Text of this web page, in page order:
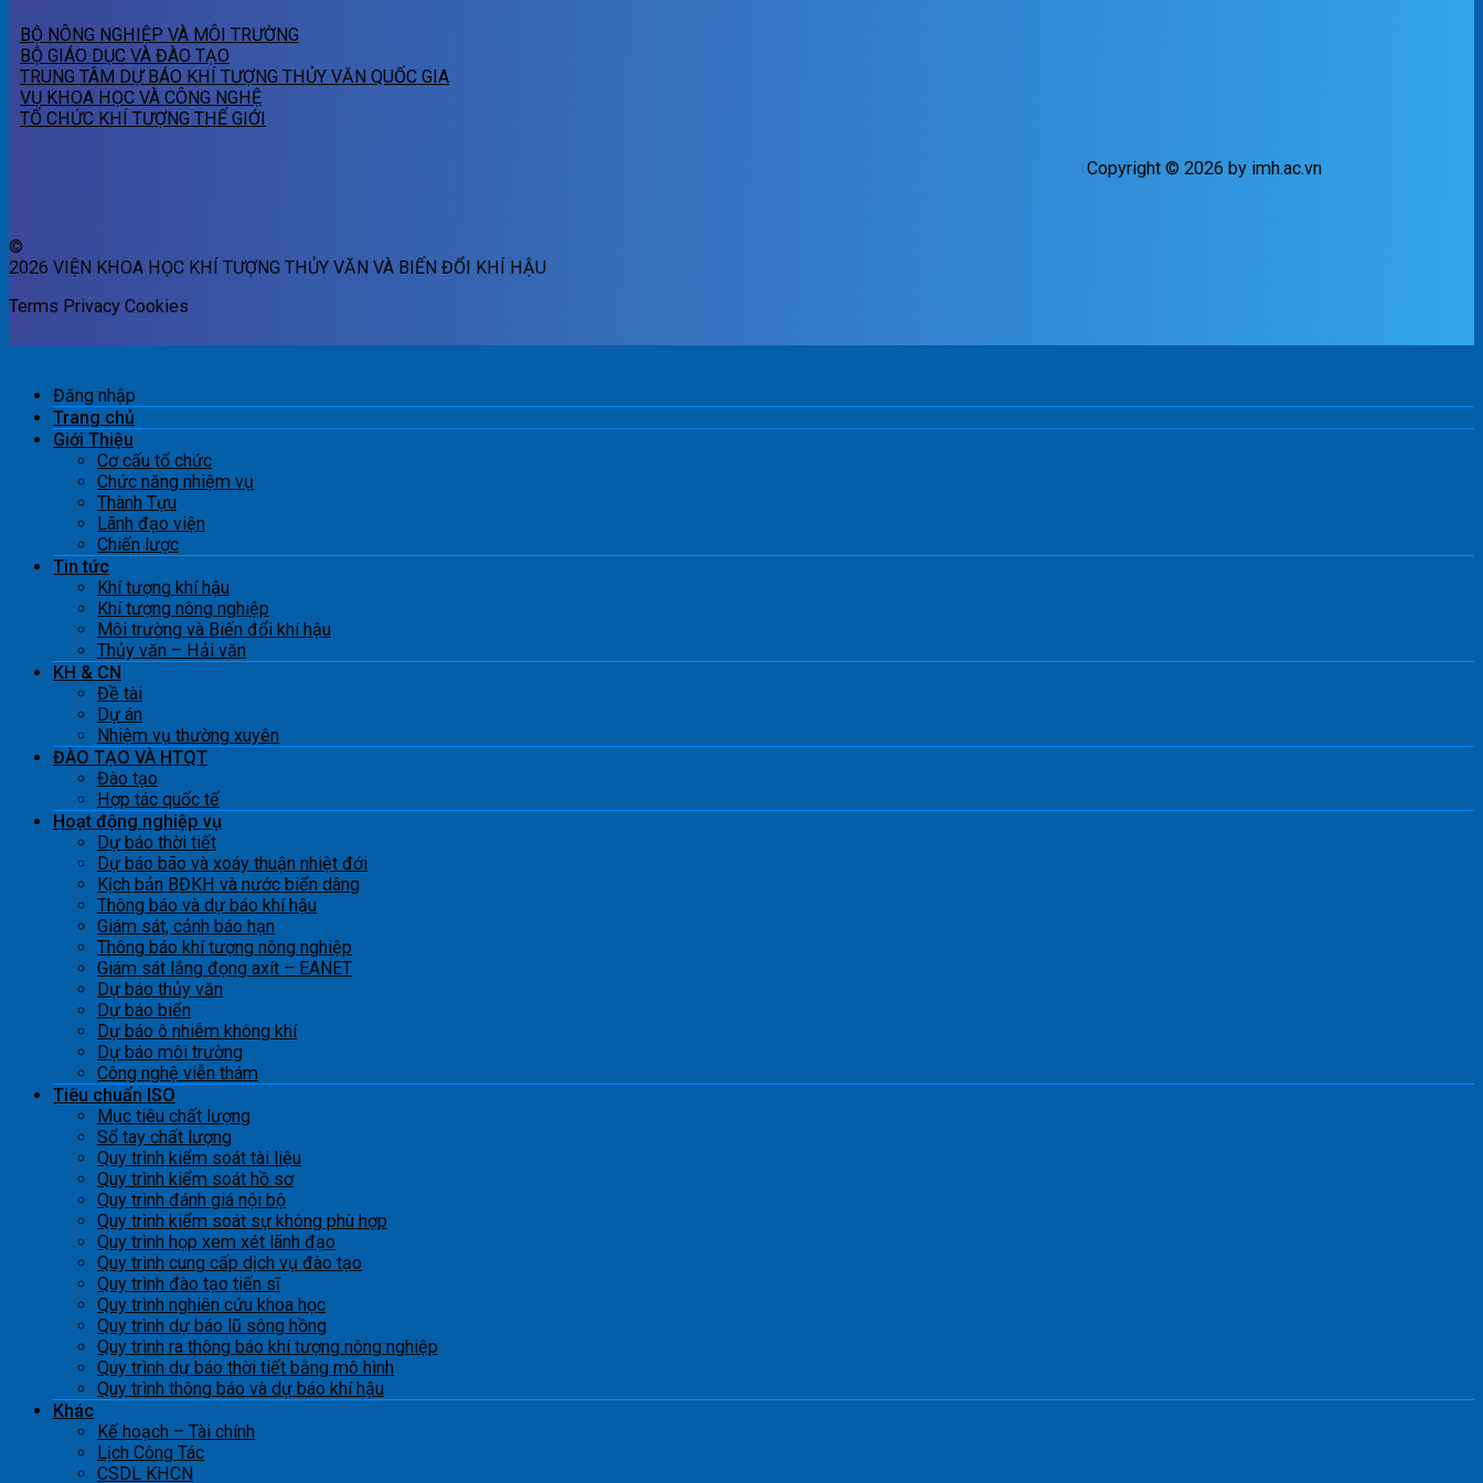
BỘ NÔNG NGHIỆP VÀ MÔI TRƯỜNG
BỘ GIÁO DỤC VÀ ĐÀO TẠO
TRUNG TÂM DỰ BÁO KHÍ TƯỢNG THỦY VĂN QUỐC GIA
VỤ KHOA HỌC VÀ CÔNG NGHỆ
TỔ CHỨC KHÍ TƯỢNG THẾ GIỚI
Copyright © 2026 by imh.ac.vn
©
2026 VIỆN KHOA HỌC KHÍ TƯỢNG THỦY VĂN VÀ BIẾN ĐỔI KHÍ HẬU
Terms Privacy Cookies
Đăng nhập
Trang chủ
Giới Thiệu
Cơ cấu tổ chức
Chức năng nhiệm vụ
Thành Tựu
Lãnh đạo viện
Chiến lược
Tin tức
Khí tượng khí hậu
Khí tượng nông nghiệp
Môi trường và Biến đổi khí hậu
Thủy văn – Hải văn
KH & CN
Đề tài
Dự án
Nhiệm vụ thường xuyên
ĐÀO TẠO VÀ HTQT
Đào tạo
Hợp tác quốc tế
Hoạt động nghiệp vụ
Dự báo thời tiết
Dự báo bão và xoáy thuận nhiệt đới
Kịch bản BĐKH và nước biển dâng
Thông báo và dự báo khí hậu
Giám sát, cảnh báo hạn
Thông báo khí tượng nông nghiệp
Giám sát lắng đọng axít – EANET
Dự báo thủy văn
Dự báo biển
Dự báo ô nhiễm không khí
Dự báo môi trường
Công nghệ viễn thám
Tiêu chuẩn ISO
Mục tiêu chất lượng
Sổ tay chất lượng
Quy trình kiểm soát tài liệu
Quy trình kiểm soát hồ sơ
Quy trình đánh giá nội bộ
Quy trình kiểm soát sự không phù hợp
Quy trình họp xem xét lãnh đạo
Quy trình cung cấp dịch vụ đào tạo
Quy trình đào tạo tiến sĩ
Quy trình nghiên cứu khoa học
Quy trình dự báo lũ sông hồng
Quy trình ra thông báo khí tượng nông nghiệp
Quy trình dự báo thời tiết bằng mô hình
Quy trình thông báo và dự báo khí hậu
Khác
Kế hoạch – Tài chính
Lịch Công Tác
CSDL KHCN